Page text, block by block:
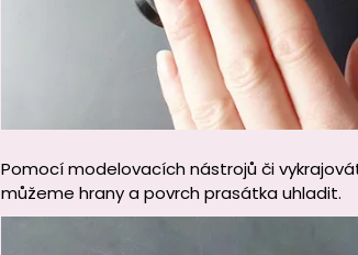
Pomocí modelovacích nástrojů či
můžeme hrany a povrch prasátka uhladit.